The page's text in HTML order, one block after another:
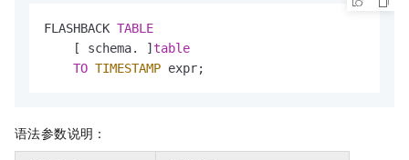
FLASHBACK TABLE
    [ schema. ]
table
TO TIMESTAMP expr;
语法参数说明：